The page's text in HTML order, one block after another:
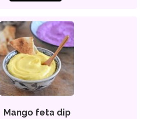
Mango feta dip